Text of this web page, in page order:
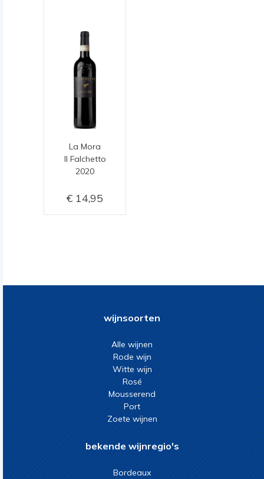
La Mora
Il Falchetto
2020
14,95
wijnsoorten
Alle wijnen
Rode wijn
Witte wijn
Rosé
Mousserend
Port
Zoete wijnen
bekende wijnregio's
Bordeaux